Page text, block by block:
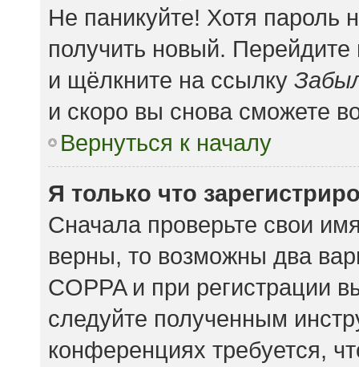
Не паникуйте! Хотя пароль
получить новый.
и щёлкните на ссылку
и скоро вы снова сможете
Вернуться к началу
Я только что
Сначала проверьте свои
верны, то возможны два
COPPA и при регистрации
следуйте полученным
конференциях требуется,